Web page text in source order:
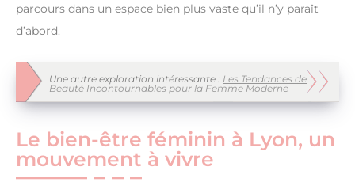
parcours dans un espace bien plus vaste qu’il n’y paraît
d’abord.
Une autre exploration intéressante : Les Tendances de
Beauté Incontournables pour la Femme Moderne
Le bien-être féminin à Lyon, un
mouvement à vivre